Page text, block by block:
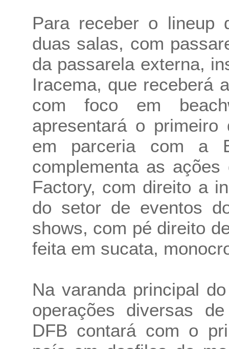
Para receber o lineup
duas salas, com
da passarela externa,
Iracema, que receberá
com foco em
apresentará o
em parceria com a
complementa as
Factory, com direito a
do setor de eventos
shows, com pé direito
feita em sucata,
Na varanda principal
operações diversas
DFB contará com o